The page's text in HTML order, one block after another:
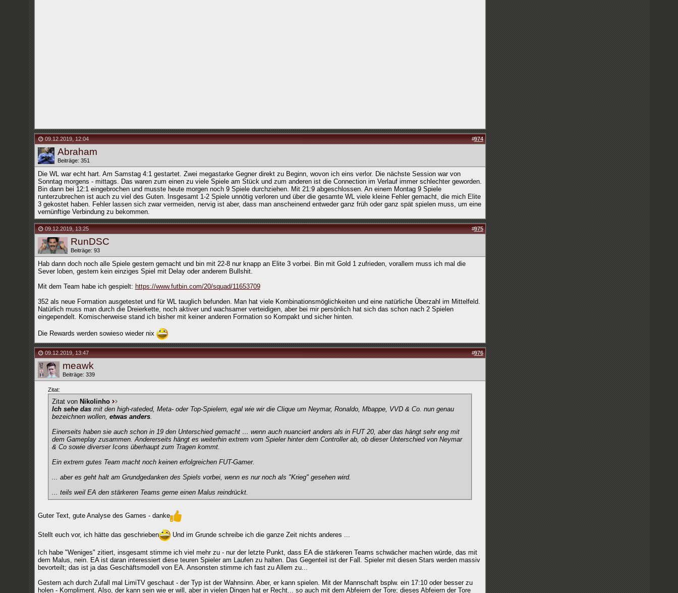
09.12.2019,12:04 #974
Abraham
Beiträge: 351
Die WL war echt hart. Am Samstag 4:1 gestartet. Zwei megastarke Gegner direkt zu Beginn, wovon ich eins verlor. Die nächste Session war von
Sonntag morgens - mittags. Das waren zum einen zu viele Spiele am Stück und zum anderen ist die Connection im Verlauf immer schlechter geworden.
Bin dann bei 12:1 eingebrochen und musste heute morgen noch 9 Spiele durchziehen. Mit 21:9 abgeschlossen. An einem Montag 9 Spiele
runterzubrechen ist auch zu viel des Guten. Insgesamt 1-2 Spiele unnötig verloren und über die gesamte WL viele kleine Fehler gemacht, die mich Elite
3 gekostet haben. Fehler lassen sich zwar vermeiden, nervig ist aber, dass man anscheinend entweder ganz früh oder ganz spät spielen muss, um eine
vernünftige Verbindung zu bekommen.
09.12.2019,13:25 #975
RunDSC
Beiträge: 93
Hab dann doch noch alle Spiele gestern gemacht und bin mit 22-8 nur knapp an Elite 3 vorbei. Bin mit Gold 1 zufrieden, vorallem muss ich mal die
Sever loben, gestern kein einziges Spiel mit Delay oder anderem Bullshit.
Mit dem Team habe ich gespielt: https://www.futbin.com/20/squad/11653709
352 als neue Formation ausgetestet und für WL tauglich befunden. Man hat viele Kombinationsmöglichkeiten und eine natürliche Überzahl im Mittelfeld.
Natürlich muss man durch die Dreierkette, noch aktiver und wachsamer verteidigen, aber bei mir persönlich hat sich das schon nach 2 Spielen
eingependelt. Komischerweise stand ich bisher mit keiner anderen Formation so Kompakt und sicher hinten.
Die Rewards werden sowieso wieder nix
09.12.2019,13:47 #976
meawk
Beiträge: 339
Zitat:
Zitat von Nikolinho
Ich sehe dasmit den high-rateded, Meta- oder Top-Spielern, egal wie wir die Clique um Neymar, Ronaldo, Mbappe, VVD & Co. nun genau
bezeichnen wollen, etwas anders.
Einerseits haben sie auch schon in 19 den Unterschied gemacht … wenn auch nuanciert anders als in FUT 20, aber das hängt sehr eng mit
dem Gameplay zusammen. Andererseits hängt es weiterhin extrem vom Spieler hinter dem Controller ab, ob dieser Unterschied von Neymar
& Co sowie diverser Icons überhaupt zum Tragen kommt.
Ein extrem gutes Team macht noch keinen erfolgreichen FUT-Gamer.
... aber es geht halt am Grundgedanken des Spiels vorbei, wenn es nur noch als "Krieg" gesehen wird.
... teils weil EA den stärkeren Teams gerne einen Malus reindrückt.
Guter Text, gute Analyse des Games - danke
Stellt euch vor, ich hätte das geschrieben Und im Grunde schreibe ich die ganze Zeit nichts anderes ...
Ich habe "Weniges" zitiert, insgesamt stimme ich viel mehr zu - nur der letzte Punkt, dass EA die stärkeren Teams schwächer machen würde, das mit
dem Malus, nein. EA ist daran interessiert diese teuren Spieler am Laufen zu halten. Das Gegenteil ist der Fall. Spieler mit diesen Stars werden massiv
bevorteilt; das ist ja das Geschäftsmodell von EA. Ansonsten stimme ich fast zu Allem zu...
Gestern ach durch Zufall mal LimiTV geschaut - der Typ ist der Wahnsinn. Aber, er kann spielen. Mit der Mannschaft bsplw. ein 17:10 oder besser zu
holen - Kompliment. Also, der kann sein wie er will, aber in vielen Dingen hat er Recht... so auch mit dem Abfeiern der Tore; dieses Abfeiern der Tore